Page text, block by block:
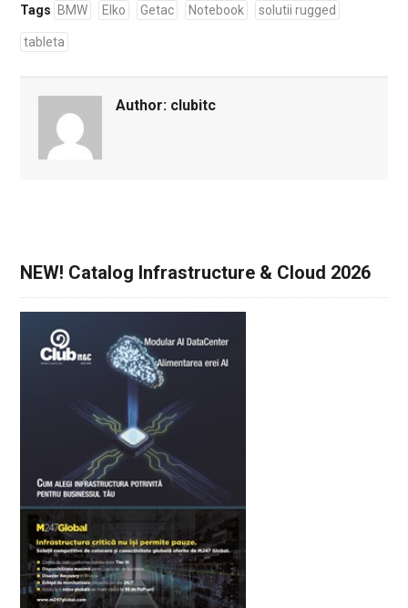
Tags BMW Elko Getac Notebook solutii rugged
tableta
Author: clubitc
NEW! Catalog Infrastructure & Cloud 2026